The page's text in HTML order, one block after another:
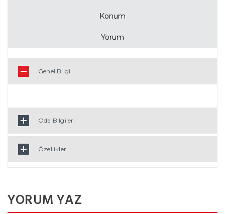
Konum
Yorum
Genel Bilgi
Oda Bilgileri
Özellikler
YORUM YAZ